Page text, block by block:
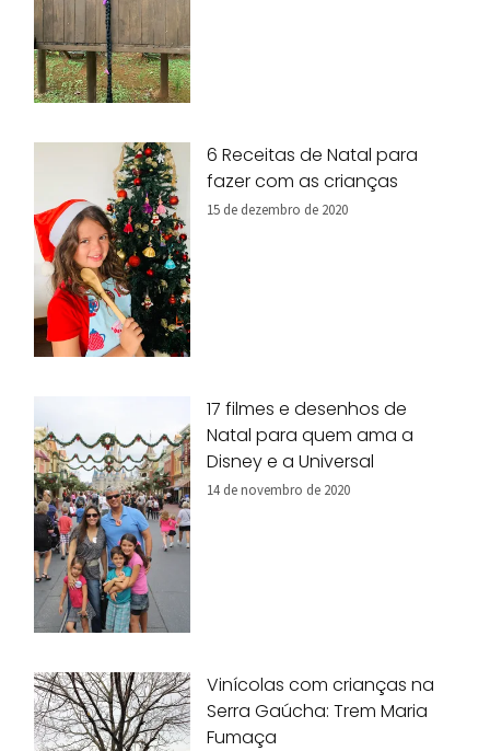
6 Receitas de Natal para
fazer com as crianças
15 de dezembro de 2020
17 filmes e desenhos de
Natal para quem ama a
Disney e a Universal
14 de novembro de 2020
Vinícolas com crianças na
Serra Gaúcha: Trem Maria
Fumaça